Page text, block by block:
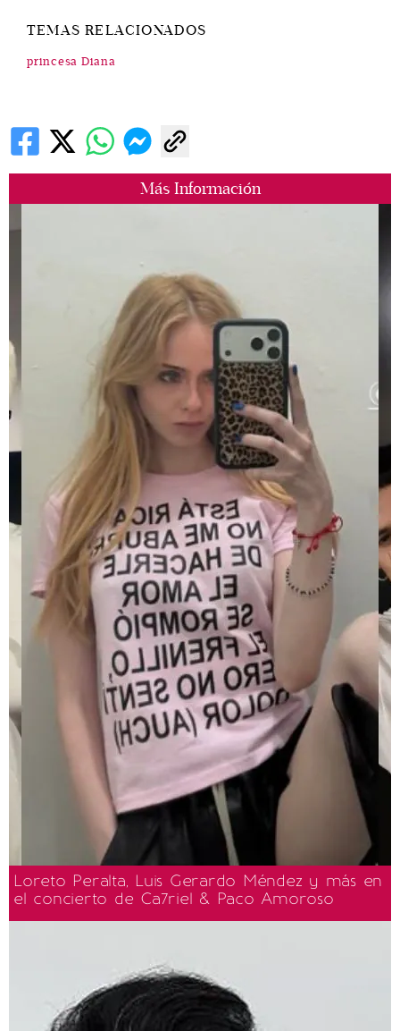
Más Información
Loreto Peralta, Luis Gerardo Méndez y más en
el concierto de Ca7riel & Paco Amoroso
TEMAS RELACIONADOS
princesa Diana